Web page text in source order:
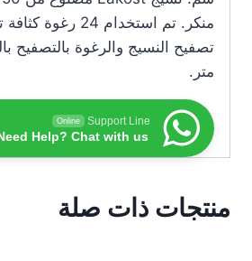
منكر. تم استخدام
متر.
Support Line
Online
Help? Chat with us
منتجات ذات صلة